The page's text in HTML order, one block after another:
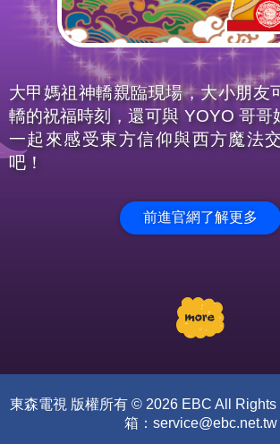
大甲媽祖神轎親臨現場，大小朋友
轎的祝福時刻，還可與 YOYO 哥哥
一起來感受東方信仰與西方魔法
吧！
前進官網了解更多
東森電視 版權所有 © 2026 EBC All Rights
箱： service@ebc.net.tw